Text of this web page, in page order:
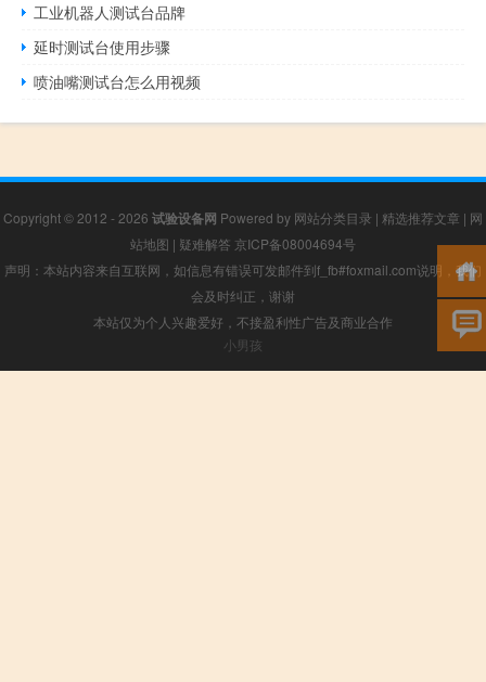
工业机器人测试台品牌
延时测试台使用步骤
喷油嘴测试台怎么用视频
Copyright © 2012 - 2026 试验设备网 Powered by 网站分类目录 | 精选推荐文章 | 网
站地图 | 疑难解答 京ICP备08004694号
声明：本站内容来自互联网，如信息有错误可发邮件到f_fb#foxmail.com说明，我们
会及时纠正，谢谢
本站仅为个人兴趣爱好，不接盈利性广告及商业合作
小男孩